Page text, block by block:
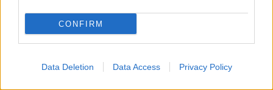
CONFIRM
Data Deletion Data Access Privacy Policy
Bulega bukással és első hellyel
indította az évet a különleges